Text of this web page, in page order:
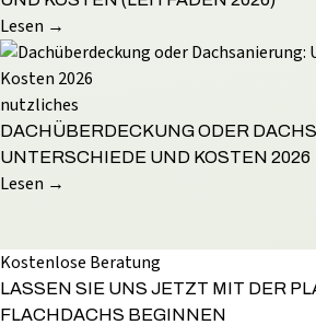
Lesen →
nutzliches
DACHÜBERDECKUNG ODER
UNTERSCHIEDE UND KOSTEN 2026
Lesen →
Kostenlose Beratung
LASSEN SIE UNS JETZT MIT DER
FLACHDACHS BEGINNEN